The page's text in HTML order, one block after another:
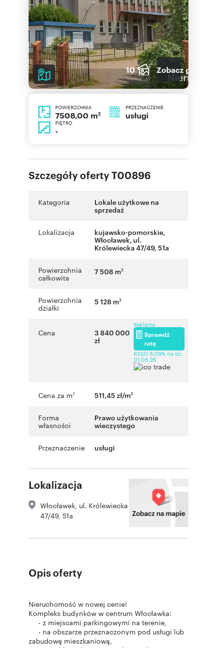
10 Zobacz galerię
POWIERZCHNIA
7508,00 m2
PRZEZNACZENIE
usługi
PIĘTRO
-
Szczegóły oferty T00896
Kategoria
Lokale użytkowe na
sprzedaż
Lokalizacja kujawsko-pomorskie,
Włocławek, ul.
Królewiecka 47/49, 51a
Powierzchnia
całkowita
7 508 m2
Powierzchnia
działki
5 128 m2
Cena
3 840 000
zł
Reklama
Sprawdź
ratę
RSSO 6,09% na dz.
01.06.26
Cena za m2 511,45 zł/m2
Forma
własności
Prawo użytkowania
wieczystego
Przeznaczenie usługi
Lokalizacja
Włocławek ul. Królewiecka
47/49, 51a
Opis oferty
Nieruchomość w nowej cenie!
Kompleks budynków w centrum Włocławka:
- z miejscami parkingowymi na terenie,
- na obszarze przeznaczonym pod usługi lub
zabudowę mieszkaniową,